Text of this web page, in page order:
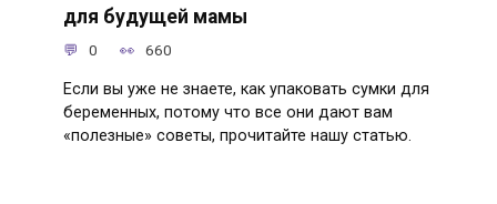
для будущей мамы
0 660
Если вы уже не знаете, как упаковать сумки для
беременных, потому что все они дают вам
«полезные» советы, прочитайте нашу статью.